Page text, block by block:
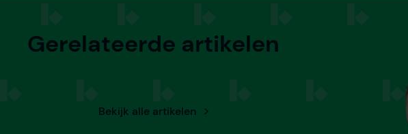
Gerelateerde artikelen
Bekijk alle artikelen